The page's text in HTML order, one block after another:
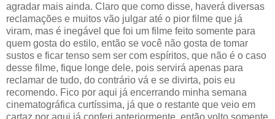
agradar mais ainda. Claro que como disse, haverá diversas
reclamações e muitos vão julgar até o pior filme que já
viram, mas é inegável que foi um filme feito somente para
quem gosta do estilo, então se você não gosta de tomar
sustos e ficar tenso sem ser com espíritos, que não é o caso
desse filme, fique longe dele, pois servirá apenas para
reclamar de tudo, do contrário vá e se divirta, pois eu
recomendo. Fico por aqui já encerrando minha semana
cinematográfica curtíssima, já que o restante que veio em
cartaz por aqui já conferi anteriormente, então volto somente